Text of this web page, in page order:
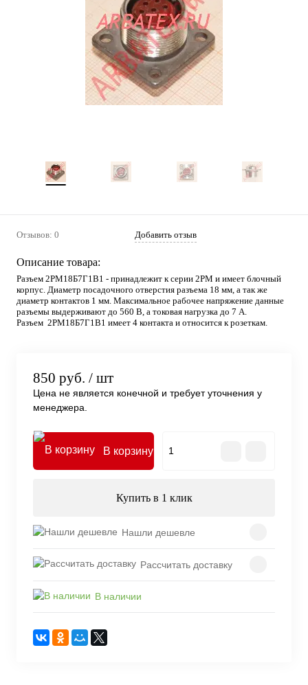
Отзывов: 0 Добавить отзыв
Описание товара:
Разъем 2РМ18Б7Г1В1 - принадлежит к серии 2РМ и имеет блочный
корпус. Диаметр посадочного отверстия разъема 18 мм, а так же
диаметр контактов 1 мм. Максимальное рабочее напряжение данные
разъемы выдерживают до 560 В, а токовая нагрузка до 7 А.
Разъем 2РМ18Б7Г1В1 имеет 4 контакта и относится к розеткам.
850 руб. / шт
Цена не является конечной и требует уточнения у
менеджера.
В корзину
Купить в 1 клик
Нашли дешевле
Рассчитать доставку
В наличии